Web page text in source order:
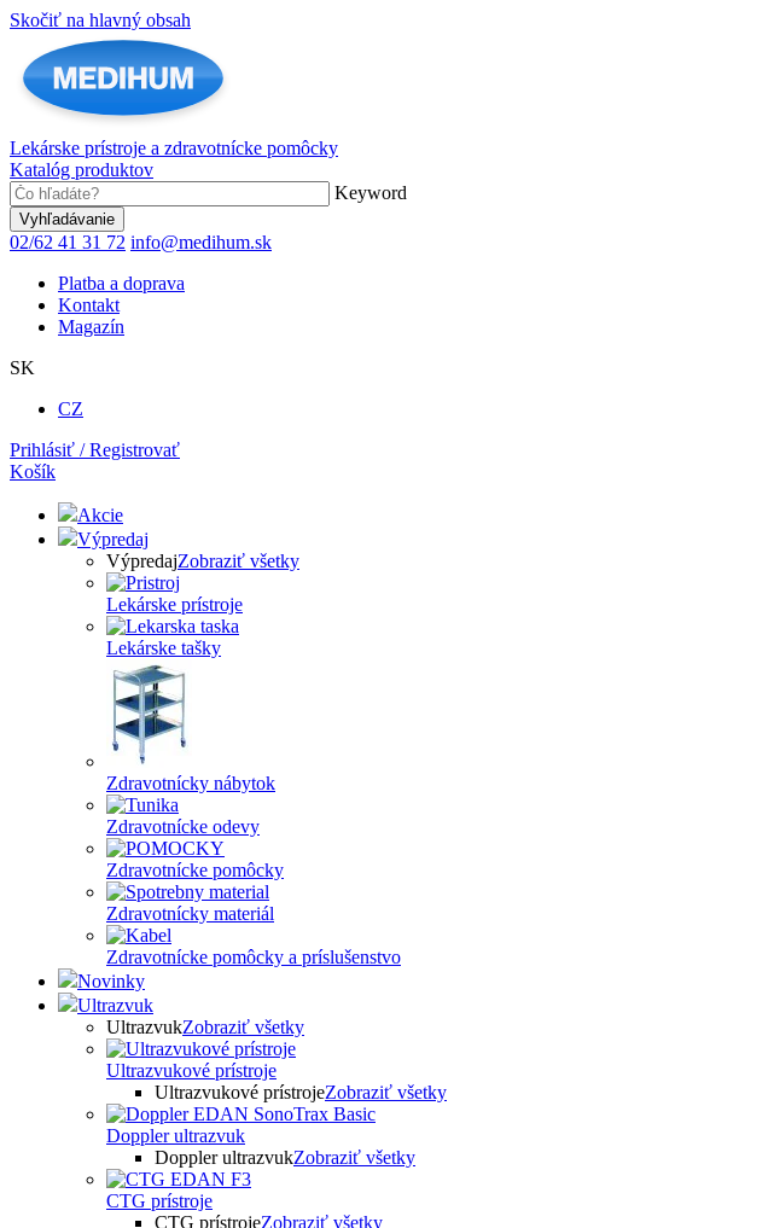
Skočiť na hlavný obsah
Lekárske prístroje a zdravotnícke pomôcky
Katalóg produktov
Keyword
02/62 41 31 72 info@medihum.sk
Platba a doprava
Kontakt
Magazín
SK
CZ
Prihlásiť / Registrovať
Košík
Akcie
Výpredaj
VýpredajZobraziť všetky
Lekárske prístroje
Lekárske tašky
Zdravotnícky nábytok
Zdravotnícke odevy
Zdravotnícke pomôcky
Zdravotnícky materiál
Zdravotnícke pomôcky a príslušenstvo
Novinky
Ultrazvuk
UltrazvukZobraziť všetky
Ultrazvukové prístroje
Ultrazvukové prístrojeZobraziť všetky
Doppler ultrazvuk
Doppler ultrazvukZobraziť všetky
CTG prístroje
CTG prístrojeZobraziť všetky